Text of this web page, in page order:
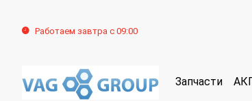
Работаем завтра с 09:00
Запчасти